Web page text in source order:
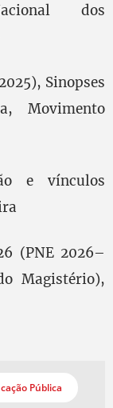
dos
Sinopses
Movimento
e vínculos
(PNE 2026–
Magistério),
Pública